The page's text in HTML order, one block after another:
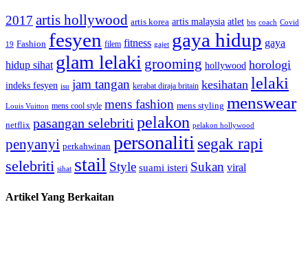
2017 artis hollywood artis korea artis malaysia atlet bts coach Covid
19 Fashion fesyen filem fitness gajet gaya hidup gaya
hidup sihat glam lelaki grooming hollywood horologi
indeks fesyen isu jam tangan kerabat diraja britain kesihatan lelaki
Louis Vuitton mens cool style mens fashion mens styling menswear
netflix pasangan selebriti pelakon pelakon hollywood
penyanyi perkahwinan personalitisegak rapi
selebriti sihat stail Style suami isteri Sukan viral
Artikel Yang Berkaitan